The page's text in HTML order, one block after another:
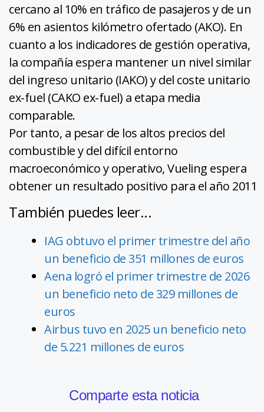
cercano al 10% en tráfico de pasajeros y de un
6% en asientos kilómetro ofertado (AKO). En
cuanto a los indicadores de gestión operativa,
la compañía espera mantener un nivel similar
del ingreso unitario (IAKO) y del coste unitario
ex-fuel (CAKO ex-fuel) a etapa media
comparable.
Por tanto, a pesar de los altos precios del
combustible y del difícil entorno
macroeconómico y operativo, Vueling espera
obtener un resultado positivo para el año 2011
También puedes leer...
IAG obtuvo el primer trimestre del año
un beneficio de 351 millones de euros
Aena logró el primer trimestre de 2026
un beneficio neto de 329 millones de
euros
Airbus tuvo en 2025 un beneficio neto
de 5.221 millones de euros
Comparte esta noticia